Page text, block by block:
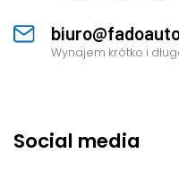
Wynajem krótko i
Social media